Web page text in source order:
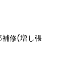
修(増し張